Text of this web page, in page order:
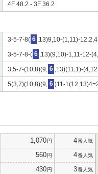
4F 48.2 - 3F 36.2
3-5-7-8( 6 ,13)9,10-(1,11)-12,2,4
3-5-7-8-( 6 ,13)(9,10)-1,11-12-
3,5-7-(10,8)(9, 6 ,13)(11,1)-
5(3,7)(10,8)(9, 6 )11-
1,070円 4番人気
560円 4番人気
430円 3番人気